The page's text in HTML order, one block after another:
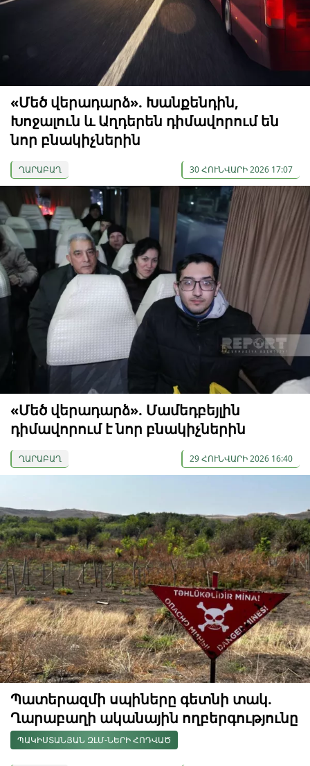
«Մեծ վերադարձ». Խանքենդին,
Խոջալուն և Աղդերեն դիմավորում են
նոր բնակիչներին
ՂԱՐԱԲԱՂ 30 ՀՈՒՆՎԱՐԻ 2026 17:07
«Մեծ վերադարձ». Մամեդբեյլին
դիմավորում է նոր բնակիչներին
ՂԱՐԱԲԱՂ 29 ՀՈՒՆՎԱՐԻ 2026 16:40
Պատերազմի սպիները գետնի տակ.
Ղարաբաղի ականային ողբերգությունը
ՊԱԿԻՍՏԱՆՅԱՆ ԶԼՄ-ՆԵՐԻ ՀՈԴՎԱԾ